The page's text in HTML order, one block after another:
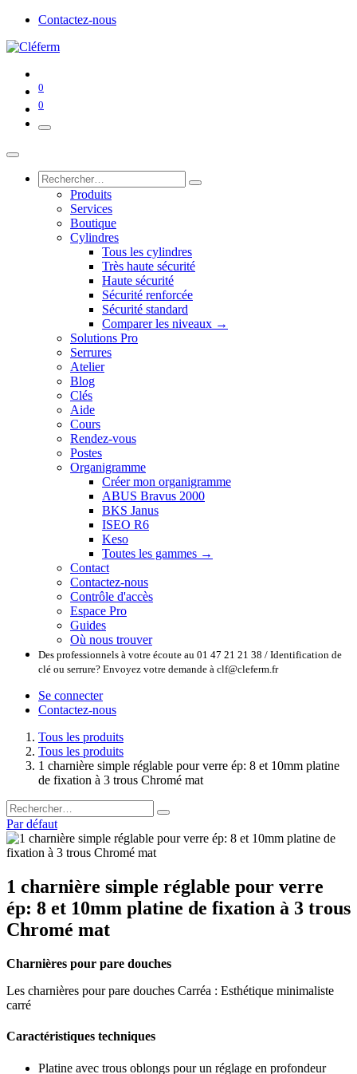
Contactez-nous
0
0
Produits
Services
Boutique
Cylindres
Tous les cylindres
Très haute sécurité
Haute sécurité
Sécurité renforcée
Sécurité standard
Comparer les niveaux →
Solutions Pro
Serrures
Atelier
Blog
Clés
Aide
Cours
Rendez-vous
Postes
Organigramme
Créer mon organigramme
ABUS Bravus 2000
BKS Janus
ISEO R6
Keso
Toutes les gammes →
Contact
Contactez-nous
Contrôle d'accès
Espace Pro
Guides
Où nous trouver
Des professionnels à votre écoute au 01 47 21 21 38 / Identification de
clé ou serrure? Envoyez votre demande à clf@cleferm.fr
Se connecter
Contactez-nous
Tous les produits
Tous les produits
1 charnière simple réglable pour verre ép: 8 et 10mm platine
de fixation à 3 trous Chromé mat
Par défaut
1 charnière simple réglable pour verre
ép: 8 et 10mm platine de fixation à 3 trous
Chromé mat
Charnières pour pare douches
Les charnières pour pare douches Carréa : Esthétique minimaliste
carré
Caractéristiques techniques
Platine avec trous oblongs pour un réglage en profondeur